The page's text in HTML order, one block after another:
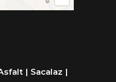
| Sacalaz |